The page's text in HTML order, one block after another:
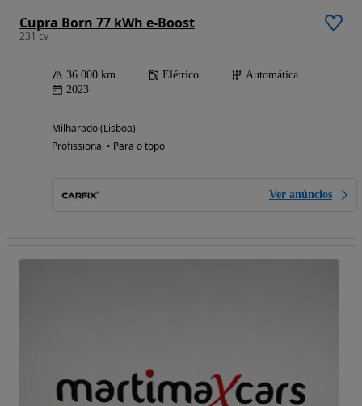
Cupra Born 77 kWh e-Boost
231 cv
36 000 km Elétrico
Automática
2023
Milharado (Lisboa)
Profissional • Para o topo
Ver anúncios